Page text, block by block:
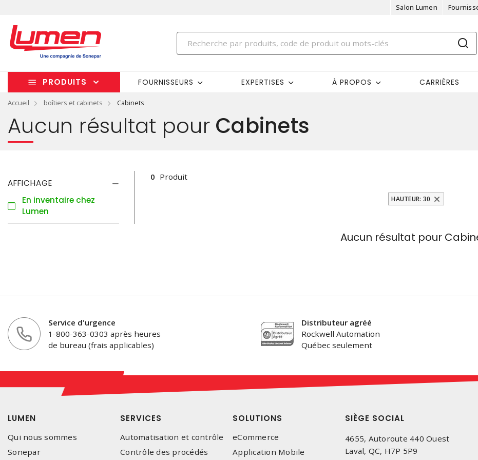
Salon Lumen
PRODUITS FOURNISSEURS EXPERTISES À PROPOS CARRIÈRES
Accueil boîtiers et cabinets Cabinets
Aucun résultat pour Cabinets
AFFICHAGE
En inventaire chez
Lumen
0 Produit
HAUTEUR: 30
Aucun résultat pour
Service d'urgence
1-800-363-0303 après heures
de bureau (frais applicables)
Distributeur agréé
Rockwell Automation
Québec seulement
LUMEN
Qui nous sommes
Sonepar
SERVICES
Automatisation et contrôle
Contrôle des procédés
SOLUTIONS
eCommerce
Application Mobile
SIÈGE SOCIAL
4655, Autoroute 440 Ouest
Laval, QC, H7P 5P9